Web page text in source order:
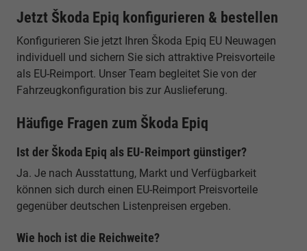
Jetzt Škoda Epiq konfigurieren & bestellen
Konfigurieren Sie jetzt Ihren Škoda Epiq EU Neuwagen
individuell und sichern Sie sich attraktive Preisvorteile
als EU-Reimport. Unser Team begleitet Sie von der
Fahrzeugkonfiguration bis zur Auslieferung.
Häufige Fragen zum Škoda Epiq
Ist der Škoda Epiq als EU-Reimport günstiger?
Ja. Je nach Ausstattung, Markt und Verfügbarkeit
können sich durch einen EU-Reimport Preisvorteile
gegenüber deutschen Listenpreisen ergeben.
Wie hoch ist die Reichweite?